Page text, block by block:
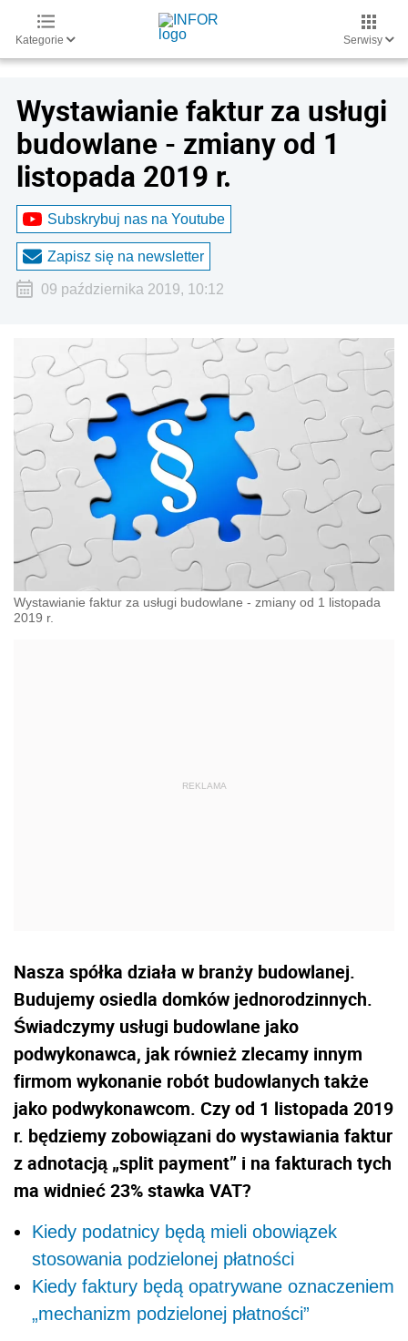
Kategorie Serwisy
Wystawianie faktur za usługi
budowlane - zmiany od 1
listopada 2019 r.
Subskrybuj nas na Youtube
Zapisz się na newsletter
09 października 2019, 10:12
Wystawianie faktur za usługi budowlane - zmiany od 1 listopada
2019 r.
Nasza spółka działa w branży budowlanej.
Budujemy osiedla domków jednorodzinnych.
Świadczymy usługi budowlane jako
podwykonawca, jak również zlecamy innym
firmom wykonanie robót budowlanych także
jako podwykonawcom. Czy od 1 listopada 2019
r. będziemy zobowiązani do wystawiania faktur
z adnotacją „split payment” i na fakturach tych
ma widnieć 23% stawka VAT?
Kiedy podatnicy będą mieli obowiązek
stosowania podzielonej płatności
Kiedy faktury będą opatrywane oznaczeniem
„mechanizm podzielonej płatności”